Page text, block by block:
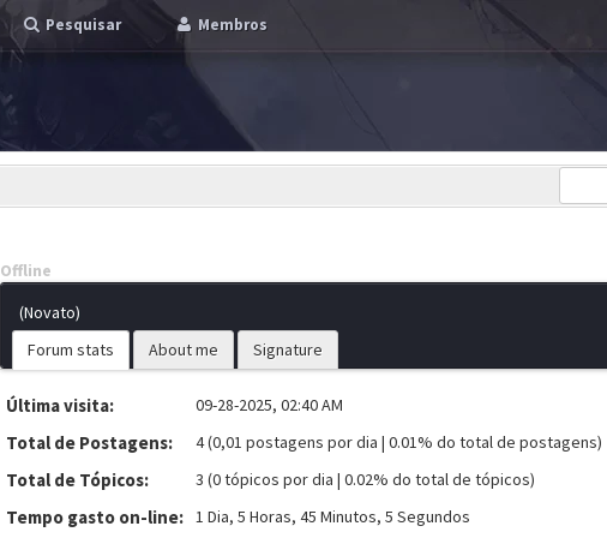
Pesquisar Membros
Offline
(Novato)
Forum stats
About me Signature
Última visita: 09-28-2025, 02:40 AM
Total de Postagens: 4 (0,01 postagens por dia | 0.01% do total de postagens)
Total de Tópicos: 3 (0 tópicos por dia | 0.02% do total de tópicos)
Tempo gasto on-line: 1 Dia, 5 Horas, 45 Minutos, 5 Segundos